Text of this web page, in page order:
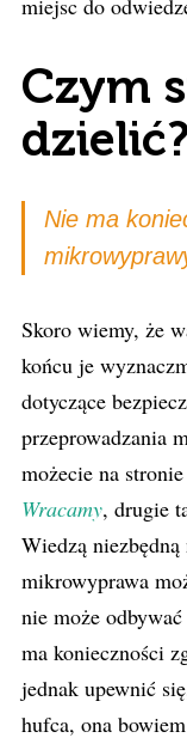
miejsc do
Czym
dzielić?
Nie ma
Skoro wiemy, że
końcu je
dotyczące
przeprowadzania
możecie na
Wracamy, drugie
Wiedzą
mikrowyprawa
nie może
ma konieczności
jednak upewnić
hufca, ona